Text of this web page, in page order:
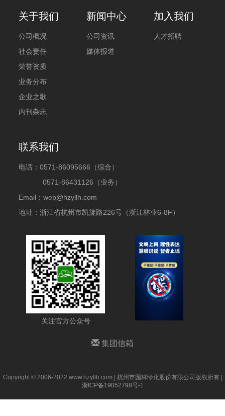
关于我们
公司概况
社会责任
荣誉资质
业务分布
企业之歌
内刊杂志
新闻中心
公司资讯
媒体报道
加入我们
人才招聘
联系我们
电话：0571-86095666（综合）
0571-86431126（业务）
Email：web@hzyllh.com
地址：浙江省杭州市凯旋路226号（浙江林业6-8F）
关注官方公众号
集团信箱
Copyright © 2006-2022 www.hzyllh.com | 杭州市园林绿化股份有限公司版权所有 |
浙ICP备19052798号-1